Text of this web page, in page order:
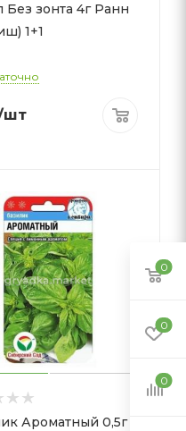
Без зонта 4г Ранн
1+1
Ароматный 0,5г
0
0
0